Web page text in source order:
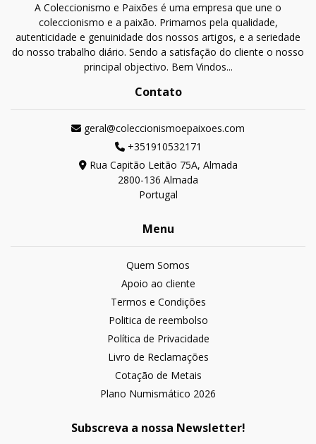
A Coleccionismo e Paixões é uma empresa que une o
coleccionismo e a paixão. Primamos pela qualidade,
autenticidade e genuinidade dos nossos artigos, e a seriedade
do nosso trabalho diário. Sendo a satisfação do cliente o nosso
principal objectivo. Bem Vindos...
Contato
geral@coleccionismoepaixoes.com
+351910532171
Rua Capitão Leitão 75A, Almada
2800-136 Almada
Portugal
Menu
Quem Somos
Apoio ao cliente
Termos e Condições
Politica de reembolso
Política de Privacidade
Livro de Reclamações
Cotação de Metais
Plano Numismático 2026
Subscreva a nossa Newsletter!